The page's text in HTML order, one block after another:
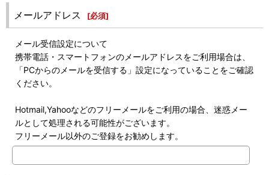
メールアドレス [必須]
メール受信設定について
携帯電話・スマートフォンのメールアドレスをご利用場合は、
「PCからのメールを受信する」設定になっていることをご確認
ください。
Hotmail,Yahooなどのフリーメールをご利用の場合、迷惑メー
ルとして処理される可能性がございます。
フリーメール以外のご登録をお勧めします。